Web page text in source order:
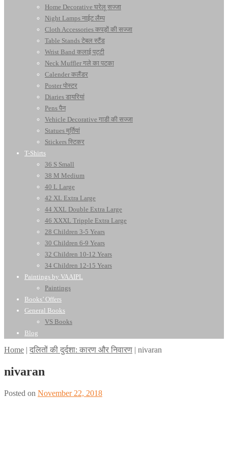
Home Decorative घरेलू सज्जा
Night Lamps नाईट लैम्प
Cloth Accessories कपड़ों की सज्जा
Table Stands टेबल स्टैंड
Wrist Band कलाई पट्टी
Neck Muffler गले का पटका
Calender कलैंडर
Poster पोस्टर
Diaries डायरियां
Pens पैन
Vehicle Decorative गाडी की सज्जा
Statues मूर्तियां
Stickers स्टिकर
T-Shirts
36 S Small
38 M Medium
40 L Large
42 XL Extra Large
44 XXL Double Extra Large
46 XXXL Tripple Extra Large
28 Children 3-5 Years
30 Children 6-9 Years
32 Children 10-12 Years
34 Children 12-15 Years
Paintings by VAAIPL
Paintings
Books’ Offers
General Books
VS Books
Blog
Home | दलितों की दुर्दशा: कारण और निवारण | nivaran
nivaran
Posted on November 22, 2018